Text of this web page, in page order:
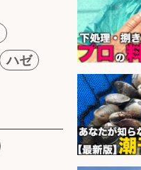
ハゼ
日払い
「堺市
堺区の
組立/入
土日祝
いOK/大
会社名